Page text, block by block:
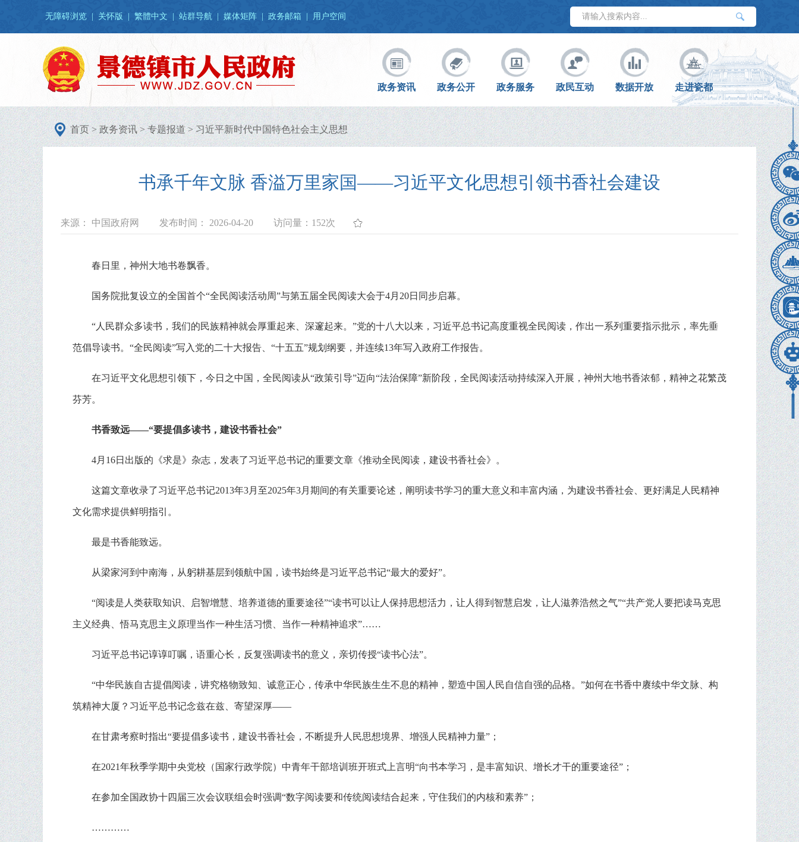
无障碍浏览 关怀版 繁體中文 站群导航 媒体矩阵 政务邮箱 用户空间
政务资讯 政务公开 政务服务 政民互动 数据开放 走进瓷都
首页>政务资讯>专题报道>习近平新时代中国特色社会主义思想
书承千年文脉 香溢万里家国——习近平文化思想引领书香社会建设
来源： 中国政府网 发布时间： 2026-04-20 访问量： 152次
春日里，神州大地书卷飘香。
国务院批复设立的全国首个“全民阅读活动周”与第五届全民阅读大会于4月20日同步启幕。
“人民群众多读书，我们的民族精神就会厚重起来、深邃起来。”党的十八大以来，习近平总书记高度重视全民阅读，作出一系列重要指示批示，率先垂
范倡导读书。“全民阅读”写入党的二十大报告、“十五五”规划纲要，并连续13年写入政府工作报告。
在习近平文化思想引领下，今日之中国，全民阅读从“政策引导”迈向“法治保障”新阶段，全民阅读活动持续深入开展，神州大地书香浓郁，精神之花繁茂
芬芳。
书香致远——“要提倡多读书，建设书香社会”
4月16日出版的《求是》杂志，发表了习近平总书记的重要文章《推动全民阅读，建设书香社会》。
这篇文章收录了习近平总书记2013年3月至2025年3月期间的有关重要论述，阐明读书学习的重大意义和丰富内涵，为建设书香社会、更好满足人民精神
文化需求提供鲜明指引。
最是书香能致远。
从梁家河到中南海，从躬耕基层到领航中国，读书始终是习近平总书记“最大的爱好”。
“阅读是人类获取知识、启智增慧、培养道德的重要途径”“读书可以让人保持思想活力，让人得到智慧启发，让人滋养浩然之气”“共产党人要把读马克思
主义经典、悟马克思主义原理当作一种生活习惯、当作一种精神追求”……
习近平总书记谆谆叮嘱，语重心长，反复强调读书的意义，亲切传授“读书心法”。
“中华民族自古提倡阅读，讲究格物致知、诚意正心，传承中华民族生生不息的精神，塑造中国人民自信自强的品格。”如何在书香中赓续中华文脉、构
筑精神大厦？习近平总书记念兹在兹、寄望深厚——
在甘肃考察时指出“要提倡多读书，建设书香社会，不断提升人民思想境界、增强人民精神力量”；
在2021年秋季学期中央党校（国家行政学院）中青年干部培训班开班式上言明“向书本学习，是丰富知识、增长才干的重要途径”；
在参加全国政协十四届三次会议联组会时强调“数字阅读要和传统阅读结合起来，守住我们的内核和素养”；
…………